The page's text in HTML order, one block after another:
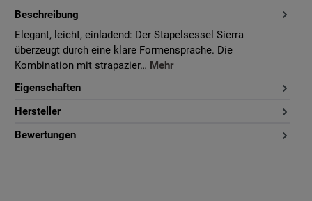
Beschreibung
Elegant, leicht, einladend: Der Stapelsessel Sierra
überzeugt durch eine klare Formensprache. Die
Kombination mit strapazier… Mehr
Eigenschaften
Hersteller
Bewertungen